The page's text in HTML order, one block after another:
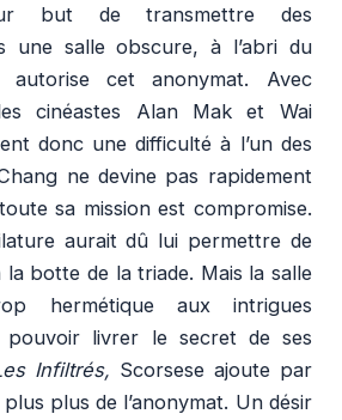
but de transmettre des
une salle obscure, à l’abri du
autorise cet anonymat. Avec
cinéastes Alan Mak et Wai
donc une difficulté à l’un des
ne devine pas rapidement
sa mission est compromise.
aurait dû lui permettre de
la botte de la triade. Mais la salle
hermétique aux intrigues
pouvoir livrer le secret de ses
Infiltrés, Scorsese ajoute par
plus de l’anonymat. Un désir